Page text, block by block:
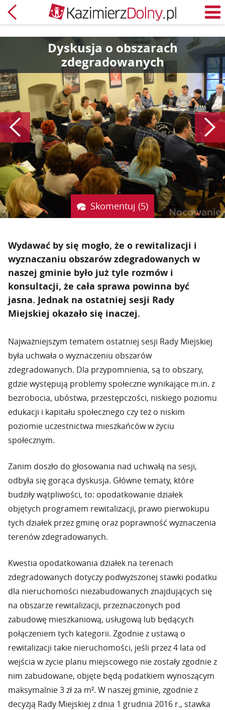
Powrót
Dyskusja o obszarach
zdegradowanych
Poprzedni
Skomentuj (5)
Wydawać by się mogło, że o rewitalizacji i
wyznaczaniu obszarów zdegradowanych w
naszej gminie było już tyle rozmów i
konsultacji, że cała sprawa powinna być
jasna. Jednak na ostatniej sesji Rady
Miejskiej okazało się inaczej.
Najważniejszym tematem ostatniej sesji Rady Miejskiej
była uchwała o wyznaczeniu obszarów
zdegradowanych. Dla przypomnienia, są to obszary,
gdzie występują problemy społeczne wynikające m.in. z
bezrobocia, ubóstwa, przestępczości, niskiego poziomu
edukacji i kapitału społecznego czy też o niskim
poziomie uczestnictwa mieszkańców w życiu
społecznym.
Zanim doszło do głosowania nad uchwałą na sesji,
odbyła się gorąca dyskusja. Główne tematy, które
budziły wątpliwości, to: opodatkowanie działek
objętych programem rewitalizacji, prawo pierwokupu
tych działek przez gminę oraz poprawność wyznaczenia
terenów zdegradowanych.
Kwestia opodatkowania działek na terenach
zdegradowanych dotyczy podwyższonej stawki podatku
dla nieruchomości niezabudowanych znajdujących się
na obszarze rewitalizacji, przeznaczonych pod
zabudowę mieszkaniową, usługową lub będących
połączeniem tych kategorii. Zgodnie z ustawą o
rewitalizacji takie nieruchomości, jeśli przez 4 lata od
wejścia w życie planu miejscowego nie zostały zgodnie z
nim zabudowane, objęte będą podatkiem wynoszącym
maksymalnie 3 zł za m². W naszej gminie, zgodnie z
decyzją Rady Miejskiej z dnia 1 grudnia 2016 r., stawka